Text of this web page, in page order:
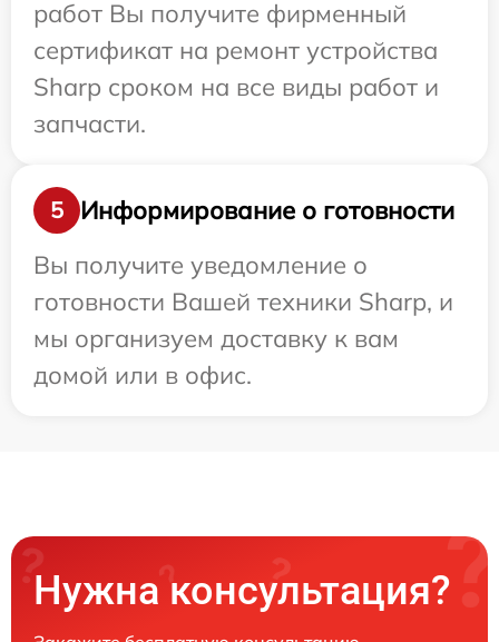
работ Вы получите фирменный
сертификат на ремонт устройства
Sharp сроком на все виды работ и
запчасти.
5
Информирование о готовности
Вы получите уведомление о
готовности Вашей техники Sharp, и
мы организуем доставку к вам
домой или в офис.
Нужна консультация?